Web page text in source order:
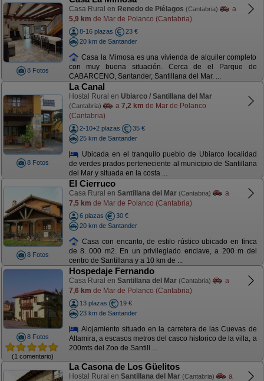
8 Fotos
Casa Rural en Renedo de Piélagos (Cantabria)
a
5,9 km de Mar de Polanco (Cantabria)
8-16 plazas
23 €
20 km de Santander
Casa la Mimosa es una vivienda de alquiler completo
con muy buena situación. Cerca de el Parque de
CABARCENO, Santander, Santillana del Mar. ...
8 Fotos
La Canal
Hostal Rural en Ubiarco / Santillana del Mar
(Cantabria) a 7,2 km de Mar de Polanco
(Cantabria)
2-10+2 plazas
35 €
25 km de Santander
Ubicada en el tranquilo pueblo de Ubiarco localidad
de verdes prados perteneciente al municipio de Santillana
del Mar y situada en la costa ...
8 Fotos
El Cierruco
Casa Rural en Santillana del Mar (Cantabria)
a
7,5 km de Mar de Polanco (Cantabria)
6 plazas
30 €
20 km de Santander
Casa con encanto, de estilo rústico ubicado en finca
de 8. 000 m2. En un privilegiado enclave, a 200 m del
centro de Santillana y a 10 km de ...
8 Fotos
(1 comentario)
Hospedaje Fernando
Casa Rural en Santillana del Mar (Cantabria)
a
7,6 km de Mar de Polanco (Cantabria)
13 plazas
19 €
23 km de Santander
Alojamiento situado en la carretera de las Cuevas de
Altamira, a escasos metros del casco historico de la villa, a
200mts del Zoo de Santill ...
La Casona de Los Güelitos
Hostal Rural en Santillana del Mar (Cantabria)
a